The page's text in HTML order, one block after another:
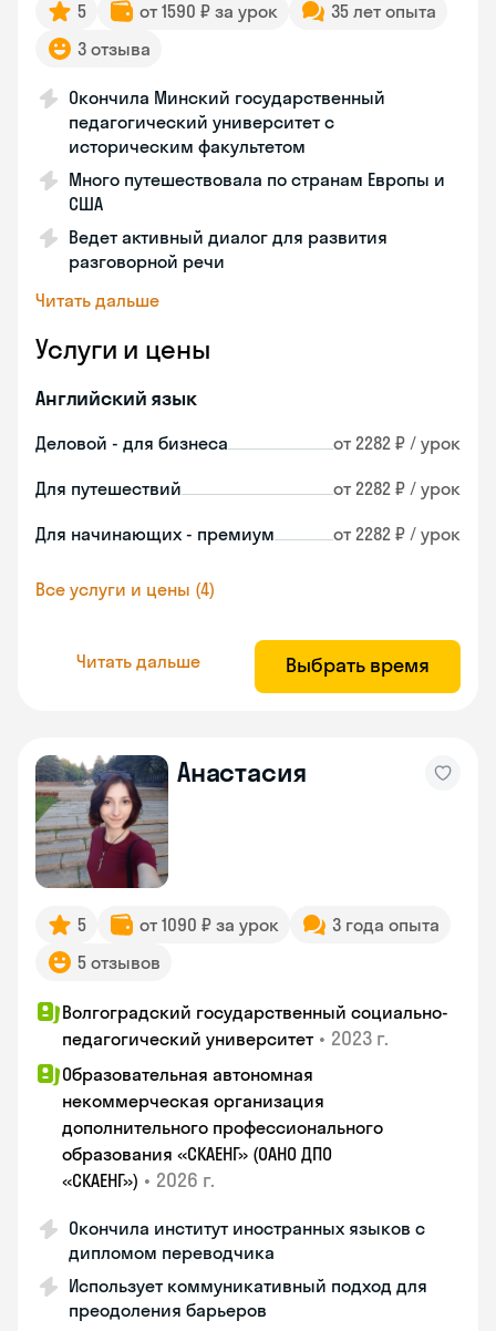
5 от 1590 ₽ за урок
35 лет опыта
3 отзыва
Окончила Минский государственный
педагогический университет с
историческим факультетом
Много путешествовала по странам Европы и
США
Ведет активный диалог для развития
разговорной речи
Читать дальше
Услуги и цены
Английский язык
Деловой - для бизнеса от 2282 ₽ / урок
Для путешествий от 2282 ₽ / урок
Для начинающих - премиум от 2282 ₽ / урок
Все услуги и цены (4)
Читать дальше Выбрать время
Анастасия
5 от 1090 ₽ за урок
3 года опыта
5 отзывов
Волгоградский государственный социально-
педагогический университет • 2023 г.
Образовательная автономная
некоммерческая организация
дополнительного профессионального
образования «СКАЕНГ» (ОАНО ДПО
«СКАЕНГ») • 2026 г.
Окончила институт иностранных языков с
дипломом переводчика
Использует коммуникативный подход для
преодоления барьеров